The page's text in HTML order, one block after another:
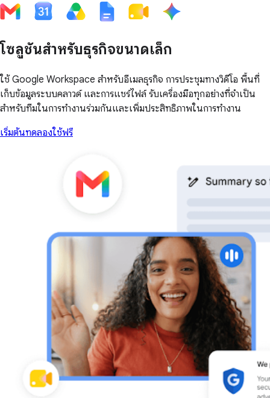
โซลูชันสำหรับธุรกิจขนาดเล็ก
ใช้ Google Workspace สำหรับอีเมลธุรกิจ การประชุมทางวิดีโอ พื้นที่
เก็บข้อมูลระบบคลาวด์ และการแชร์ไฟล์ รับเครื่องมือทุกอย่างที่จำเป็น
สำหรับทีมในการทำงานร่วมกันและเพิ่มประสิทธิภาพในการทำงาน
เริ่มต้นทดลองใช้ฟรี